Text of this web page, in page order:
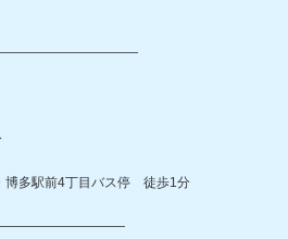
―――――――――――――
博多駅前4丁目バス停 徒歩1分